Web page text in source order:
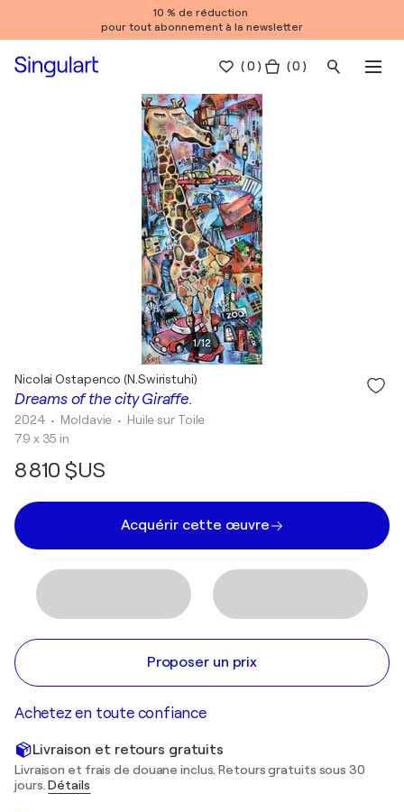
10 % de réduction
pour tout abonnement à la newsletter
(0 ) ( 0 )
1/12
Dreams of the city Giraffe.
Nicolai Ostapenco (N.Swiristuhi)
2024 • Moldavie • Huile sur Toile
79 x 35 in
8 810 $US
Acquérir cette œuvre
Proposer un prix
Achetez en toute confiance
Livraison et retours gratuits
Livraison et frais de douane inclus. Retours gratuits sous 30
jours.Détails